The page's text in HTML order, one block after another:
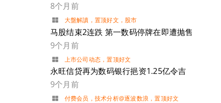
8个月前
大盤解讀 ， 置顶好文 ， 股市
马股结束2连跌 第一数码停牌在即遭抛售
9个月前
上市公司动态 ，置顶好文
永旺信贷再为数码银行挹资1.25亿令吉
9个月前
付费会员 ， 技术分析@逐波数浪 ，置顶好文